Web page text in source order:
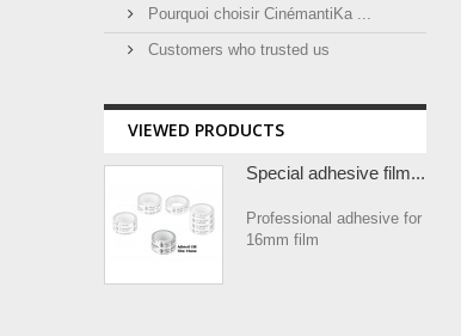
Pourquoi choisir CinémantiKa ...
Customers who trusted us
VIEWED PRODUCTS
Special adhesive film...
Professional adhesive for
16mm film